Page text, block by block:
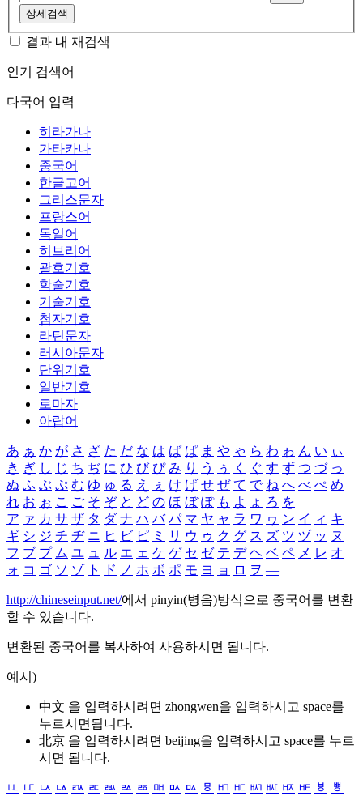
상세검색
결과 내 재검색
인기 검색어
다국어 입력
히라가나
가타카나
중국어
한글고어
그리스문자
프랑스어
독일어
히브리어
괄호기호
학술기호
기술기호
첨자기호
라틴문자
러시아문자
단위기호
일반기호
로마자
아랍어
あ ぁ か が さ ざ た だ な は ば ぱ ま や ゃ ら わ ゎ ん い ぃ
き ぎ し じ ち ぢ に ひ び ぴ み り う ぅ く ぐ す ず つ づ っ
ぬ ふ ぶ ぷ む ゆ ゅ る え ぇ け げ せ ぜ て で ね へ べ ぺ め
れ お ぉ こ ご そ ぞ と ど の ほ ぼ ぽ も よ ょ ろ を
ア ァ カ サ ザ タ ダ ナ ハ バ パ マ ヤ ャ ラ ワ ヮ ン イ ィ キ
ギ シ ジ チ ヂ ニ ヒ ビ ピ ミ リ ウ ゥ ク グ ス ズ ツ ヅ ッ ヌ
フ ブ プ ム ユ ュ ル エ ェ ケ ゲ セ ゼ テ デ ヘ ベ ペ メ レ オ
ォ コ ゴ ソ ゾ ト ド ノ ホ ボ ポ モ ヨ ョ ロ ヲ ―
http://chineseinput.net/에서 pinyin(병음)방식으로 중국어를 변환
할 수 있습니다.
변환된 중국어를 복사하여 사용하시면 됩니다.
예시)
中文 을 입력하시려면 zhongwen을 입력하시고 space를
누르시면됩니다.
北京 을 입력하시려면 beijing을 입력하시고 space를 누르
시면 됩니다.
ㅥ ㅦ ㅧ ㅨ ㅩ ㅪ ㅫ ㅬ ㅭ ㅮ ㅯ ㅰ ㅱ ㅲ ㅳ ㅴ ㅵ ㅶ ㅷ ㅸ
ㅹ